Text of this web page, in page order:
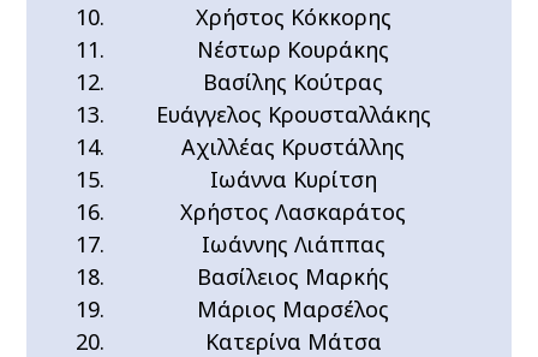
Χρήστος Κόκκορης
Νέστωρ Κουράκης
Βασίλης Κούτρας
Ευάγγελος Κρουσταλλάκης
Αχιλλέας Κρυστάλλης
Ιωάννα Κυρίτση
Χρήστος Λασκαράτος
Ιωάννης Λιάππας
Βασίλειος Μαρκής
Μάριος Μαρσέλος
Κατερίνα Μάτσα